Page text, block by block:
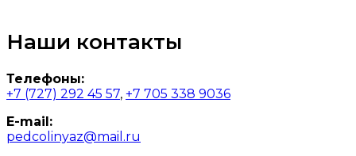
Наши контакты
Телефоны:
+7 (727) 292 45 57, +7 705 338 9036
E-mail:
pedcolinyaz@mail.ru